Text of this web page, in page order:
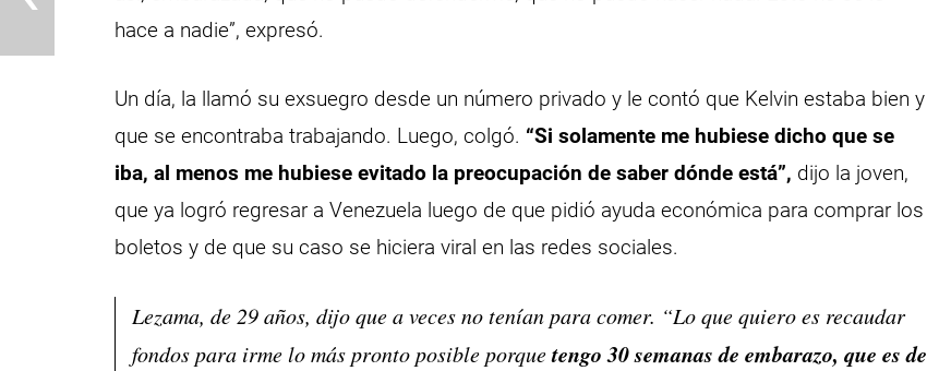
hace a nadie”, expresó.
Un día, la llamó su exsuegro desde un número privado y le contó que Kelvin estaba bien y
que se encontraba trabajando. Luego, colgó. “Si solamente me hubiese dicho que se
iba, al menos me hubiese evitado la preocupación de saber dónde está”, dijo la joven,
que ya logró regresar a Venezuela luego de que pidió ayuda económica para comprar los
boletos y de que su caso se hiciera viral en las redes sociales.
Lezama, de 29 años, dijo que a veces no tenían para comer. “Lo que quiero es recaudar
fondos para irme lo más pronto posible porquetengo 30 semanas de embarazo, que es de